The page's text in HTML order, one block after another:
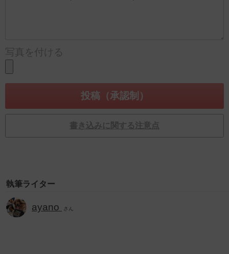
写真を付ける
書き込みに関する注意点
執筆ライター
ayano さん